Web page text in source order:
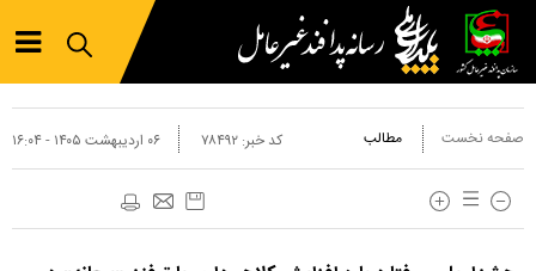
صفحه نخست مطالب ۰۶ ارديبهشت ۱۴۰۵ - ۱۶:۰۴ کد خبر:۷۸۴۹۲